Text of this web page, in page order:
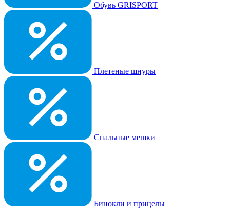
Обувь GRISPORT
Плетеные шнуры
Спальные мешки
Бинокли и прицелы